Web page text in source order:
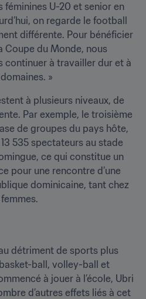
féminines U-20 et senior en
on regarde le football
différente. Pour bénéficier
Coupe du Monde, nous
continuer à travailler dur et à
»
à plusieurs niveaux, de
Par exemple, le troisième
de groupes du pays hôte,
535 spectateurs au stade
ce qui constitue un
pour une rencontre d’une
dominicaine, tant chez
détriment de sports plus
ball, volley-ball et
à jouer à l’école, Ubri
d’autres effets liés à cet